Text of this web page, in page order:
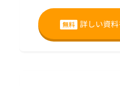
無料 詳しい資